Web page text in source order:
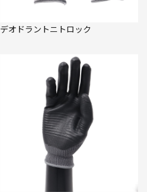
デオドラントニトロック